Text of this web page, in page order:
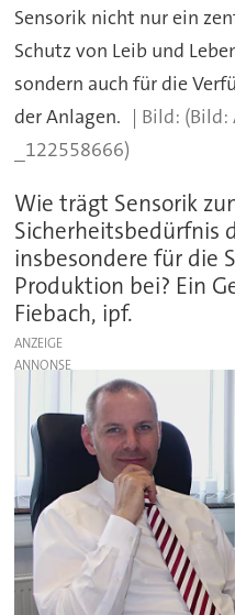
Sensorik nicht nur ein
Schutz von Leib und
sondern auch für die
der Anlagen.
(Bild:
_122558666)
Wie trägt Sensorik
Sicherheitsbedürfnis
insbesondere für die
Produktion bei? Ein
Fiebach, ipf.
ANZEIGE